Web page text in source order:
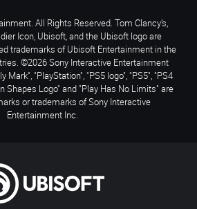
All Rights Reserved. Tom Clancy’s,
Icon, Ubisoft, and the Ubisoft logo are
trademarks of Ubisoft Entertainment in the
©2026 Sony Interactive Entertainment
Mark", "PlayStation", "PS5 logo", "PS5", "PS4
Shapes Logo" and "Play Has No Limits" are
or trademarks of Sony Interactive
Entertainment Inc.